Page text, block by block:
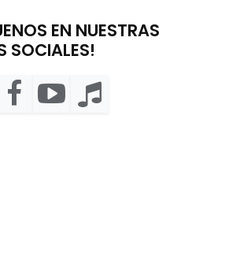
EN NUESTRAS
SOCIALES!